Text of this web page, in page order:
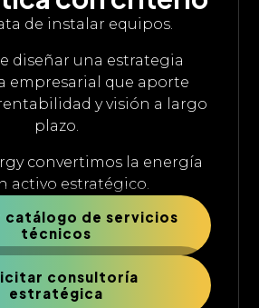
de instalar equipos.
diseñar una estrategia
empresarial que aporte
y visión a largo
plazo.
convertimos la energía
activo estratégico.
catálogo de servicios
técnicos
consultoría
estratégica